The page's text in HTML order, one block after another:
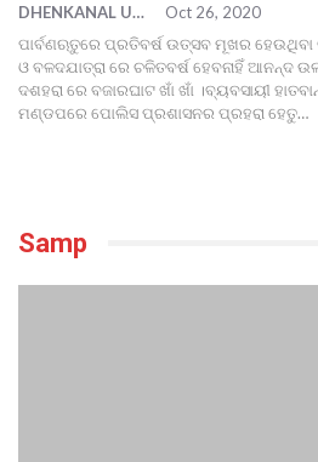
DHENKANAL UPDATE Oct 26, 2020
ପାର୍ବଣଋତୁରେ ପ୍ରତିବର୍ଷ ଉତ୍ସବ ମୂଖର ହେଉଥିବା
ଓ ବଳଦଯାତ୍ରା ରେ ଚଳିତବର୍ଷ ହେବନାହିଁ ଆନନ୍ଦ
ଦଶହରା ରେ ବଜାରଘାଟ ଖାଁ ଖାଁ ।ବ୍ୟବସାୟୀ
ମଣ୍ଡପରେ ପୋଲିସ ପ୍ରଶାସନର ପ୍ରହରା ହେତୁ…
Samp